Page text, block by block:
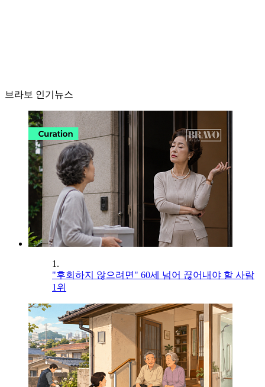
브라보 인기뉴스
1.
"후회하지 않으려면" 60세 넘어 끊어내야 할 사람
1위